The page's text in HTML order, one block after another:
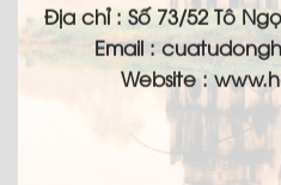
Địa chỉ :Số 73/52 Tô
Email :
Website :